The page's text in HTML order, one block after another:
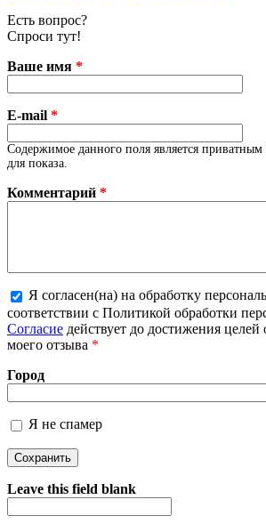
Есть вопрос?
Спроси тут!
Ваше имя *
E-mail *
Содержимое данного поля является приватным
для показа.
Комментарий *
Более подробная информация о
Я согласен(на) на обработку
соответствии с Политикой обработки
Согласие действует до достижения целей
моего отзыва *
Город
Я не спамер
Я спамер
Leave this field blank